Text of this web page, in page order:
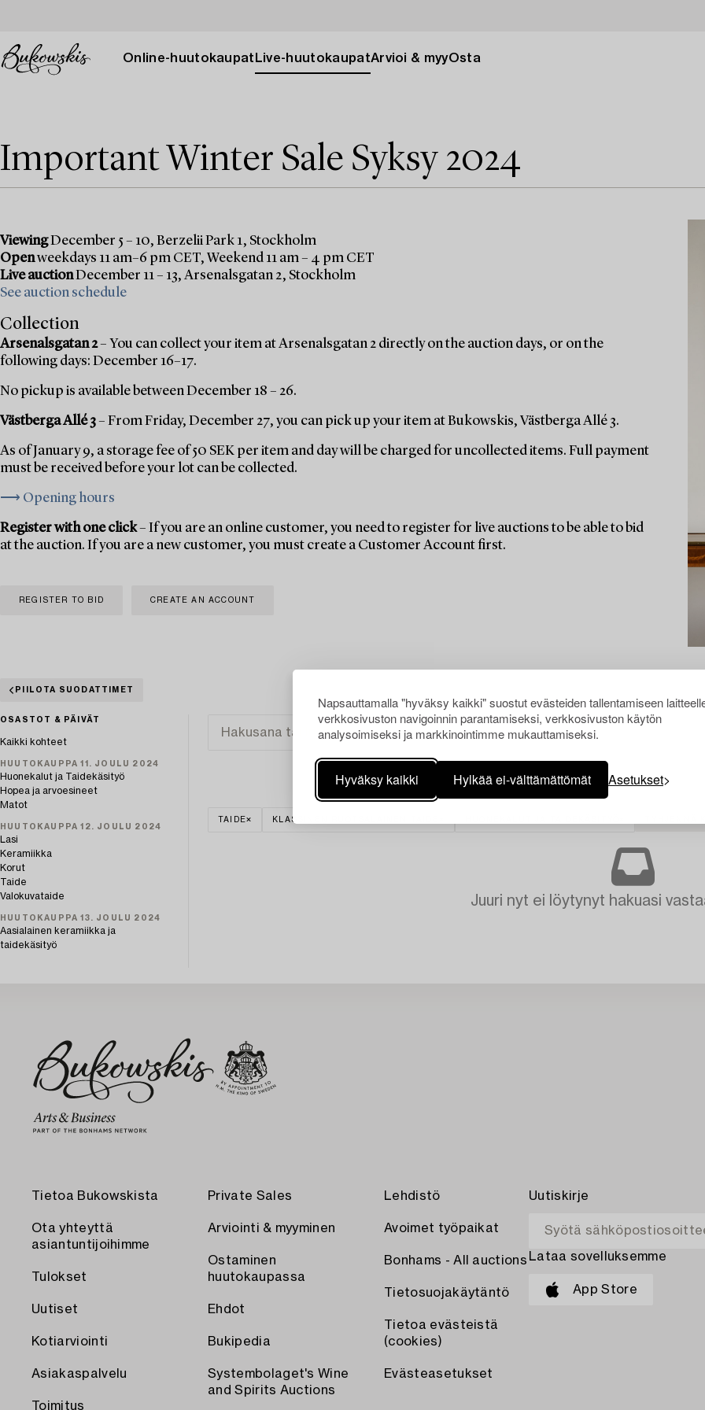
Napsauttamalla "hyväksy kaikki" suostut evästeiden tallentamiseen
verkkosivuston navigoinnin parantamiseksi, verkkosivuston käytön
analysoimiseksi ja markkinointimme mukauttamiseksi.
Hyväksy kaikki Hylkää ei-välttämättömät Asetukset
Online-huutokaupat Live-huutokaupatArvioi & myyOsta
Important Winter Sale Syksy 2024
ViewingDecember 5 – 10, Berzelii Park 1, Stockholm
Openweekdays 11 am–6 pm CET, Weekend 11 am – 4 pm CET
Live auctionDecember 11 – 13, Arsenalsgatan 2, Stockholm
See auction schedule
Collection
Arsenalsgatan 2– You can collect your item at Arsenalsgatan 2 directly on the auction days, or on the
following days: December 16–17.
No pickup is available between December 18 – 26.
Västberga Allé 3– From Friday, December 27, you can pick up your item at Bukowskis, Västberga Allé 3.
As of January 9, a storage fee of 50 SEK per item and day will be charged for uncollected items. Full payment
must be received before your lot can be collected.
⟶ Opening hours
Register with one click– If you are an online customer, you need to register for live auctions to be able to bid
at the auction. If you are a new customer, you must create a Customer Account first.
REGISTER TO BID CREATE AN ACCOUNT
PIILOTA SUODATTIMET
OSASTOT & PÄIVÄT
Kaikki kohteet
HUUTOKAUPPA 11. JOULU 2024
Huonekalut ja Taidekäsityö
Hopea ja arvoesineet
Matot
HUUTOKAUPPA 12. JOULU 2024
Lasi
Keramiikka
Korut
Taide
Valokuvataide
HUUTOKAUPPA 13. JOULU 2024
Aasialainen keramiikka ja
taidekäsityö
TAIDE KLASSINEN RUOTSALAINEN TAIDE
Juuri nyt ei löytynyt hakuasi
Tietoa Bukowskista
Ota yhteyttä
asiantuntijoihimme
Tulokset
Uutiset
Kotiarviointi
Asiakaspalvelu
Toimitus
Private Sales
Arviointi & myyminen
Ostaminen
huutokaupassa
Ehdot
Bukipedia
Systembolaget's Wine
and Spirits Auctions
Lehdistö
Avoimet työpaikat
Bonhams - All auctions
Tietosuojakäytäntö
Tietoa evästeistä
(cookies)
Evästeasetukset
Uutiskirje
Lataa sovelluksemme
App Store